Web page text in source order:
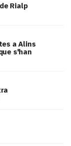
Rialp
a Alins
s'han